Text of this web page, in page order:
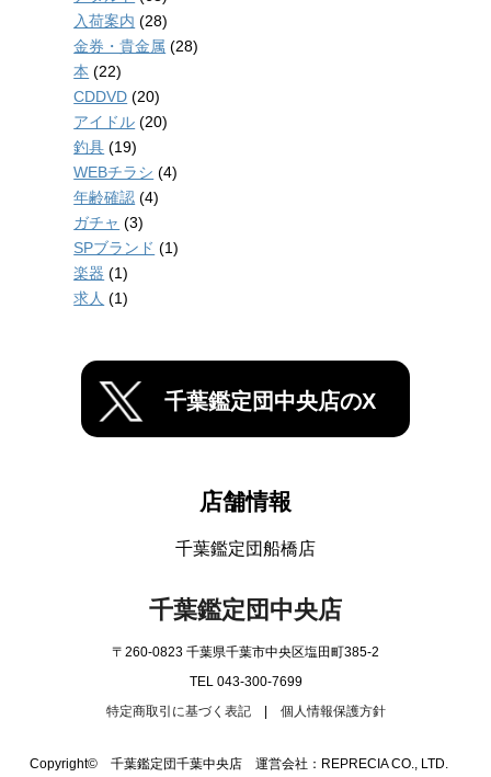
入荷案内 (28)
金券・貴金属 (28)
本 (22)
CDDVD (20)
アイドル (20)
釣具 (19)
WEBチラシ (4)
年齢確認 (4)
ガチャ (3)
SPブランド (1)
楽器 (1)
求人 (1)
千葉鑑定団中央店のX
店舗情報
千葉鑑定団船橋店
千葉鑑定団中央店
〒260-0823 千葉県千葉市中央区塩田町385-2
TEL 043-300-7699
特定商取引に基づく表記| 個人情報保護方針
Copyright© 千葉鑑定団千葉中央店 運営会社：REPRECIA CO., LTD.